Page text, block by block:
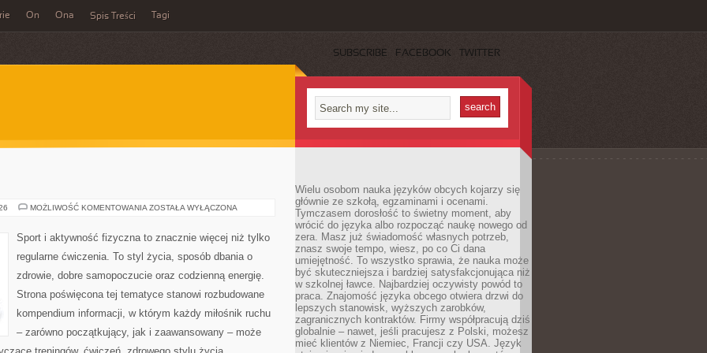
On Ona Spis Treści Tagi
SUBSCRIBE FACEBOOK TWITTER
MOŻLIWOŚĆ KOMENTOWANIA TRENING
ZOSTAŁA WYŁĄCZONA
Sport i aktywność fizyczna to znacznie więcej niż tylko
regularne ćwiczenia. To styl życia, sposób dbania o
zdrowie, dobre samopoczucie oraz codzienną energię.
Strona poświęcona tej tematyce stanowi rozbudowane
kompendium informacji, w którym każdy miłośnik ruchu
– zarówno początkujący, jak i zaawansowany – może
Wielu osobom nauka języków obcych kojarzy się
głównie ze szkołą, egzaminami i ocenami.
Tymczasem dorosłość to świetny moment, aby
wrócić do języka albo rozpocząć naukę nowego od
zera. Masz już świadomość własnych potrzeb,
znasz swoje tempo, wiesz, po co Ci dana
umiejętność. To wszystko sprawia, że nauka może
być skuteczniejsza i bardziej satysfakcjonująca niż
w szkolnej ławce. Najbardziej oczywisty powód to
praca. Znajomość języka obcego otwiera drzwi do
lepszych stanowisk, wyższych zarobków,
zagranicznych kontraktów. Firmy współpracują dziś
globalnie – nawet, jeśli pracujesz z Polski, możesz
mieć klientów z Niemiec, Francji czy USA. Język